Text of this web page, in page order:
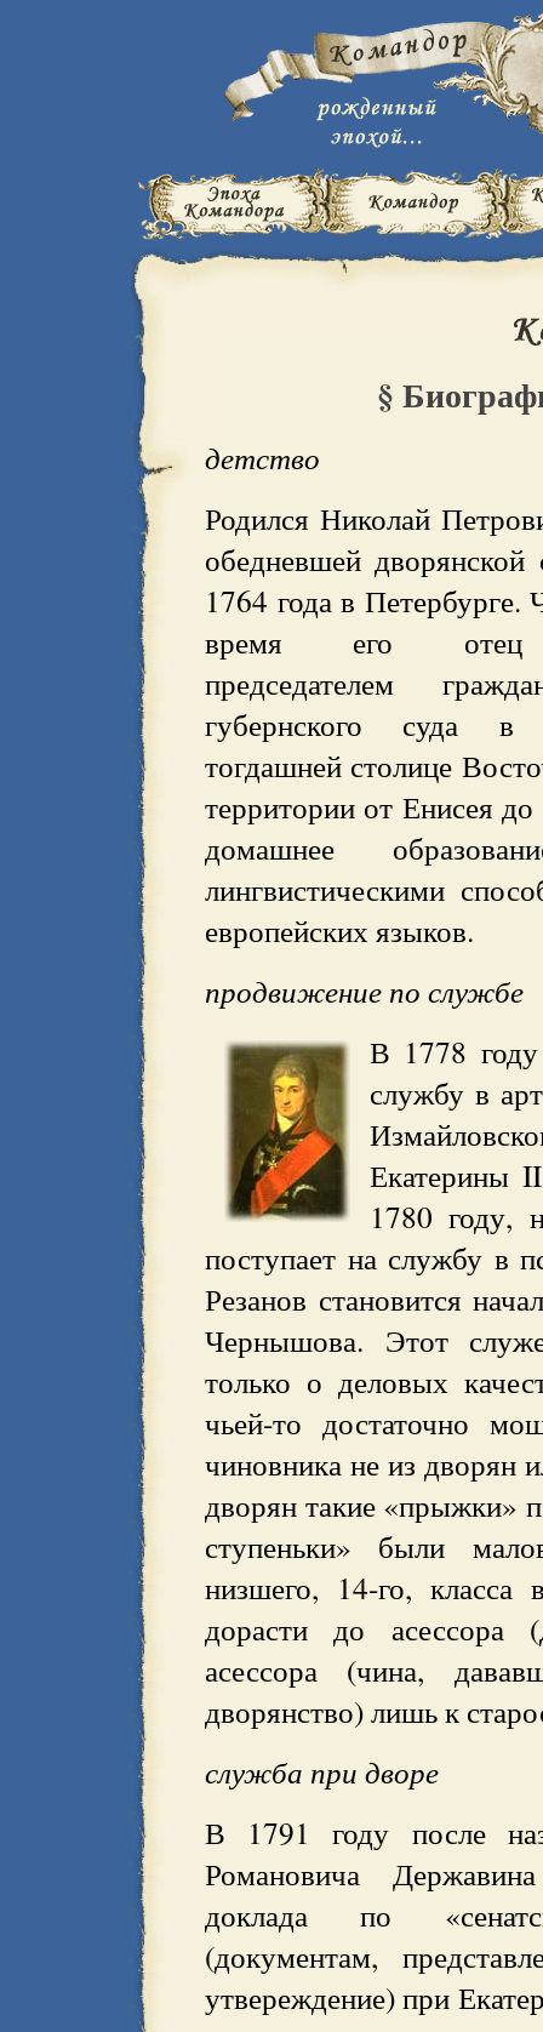
§
детство
Родился Николай
обедневшей
1764 года в Петербурге.
время его отец
председателем
губернского суда
тогдашней столице
территории от Енисея
домашнее
лингвистическими
европейских языков.
продвижение по службе
В 1778
службу в
Екатерины
1780 году,
поступает на службу в
Резанов становится
Чернышова. Этот
только о деловых
чьей-то достаточно
чиновника не из дворян
дворян такие «прыжки»
ступеньки» были
низшего, 14-го,
дорасти до асессора
асессора (чина,
дворянство) лишь к
служба при дворе
В 1791 году после
Романовича
доклада по
(документам,
утвереждение) при